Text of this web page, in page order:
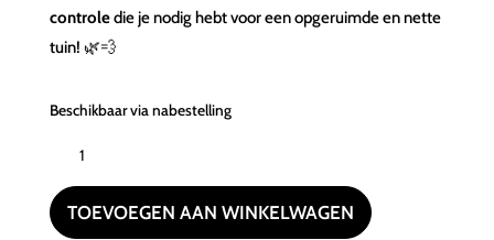
controledie je nodig hebt voor een opgeruimde en nette
tuin! 🌿💨
Beschikbaar via nabestelling
LB6704E
Accu
TOEVOEGEN AAN WINKELWAGEN